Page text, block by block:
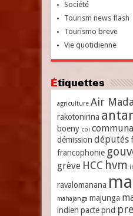
Société
Tourism news flash
Tourismo breve
Vie quotidienne
Étiquettes
agriculture Air
rakotonirina
boeny coi
démission députés
francophonie
grève HCC hvm
ravalomanana
mahajanga majunga
indien pacte pnd